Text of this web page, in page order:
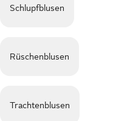
Schlupfblusen
Rüschenblusen
Trachtenblusen